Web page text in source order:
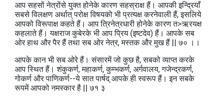
आप सहसों नेत्रोंसे युक्त होनेके कारण सहस्राक्ष हैं। आपकी इन्द्रियाँ
सबसे विलक्षण अर्थात्‌ परोक्ष विषयको भी प्रत्यक्ष करनेवाली हैं, इसलिये
आपको विरूपाक्ष कहते हैं। आप त्रिनेत्रधारी होनेके कारण त>ऋरयक्ष
कहलाते हैं। यक्षराज कुबेरके भी आप प्रिय (इष्टदेव) हैं। आपके सब
ओर हाथ और पैर हैं तथा सब ओर नेत्र, मस्तक और मुख हैं || ७० ।।
आपके कान भी सब ओरे हैं। संसारमें जो कुछ है, सबको व्याप्त करके
आप स्थित हैं। शंकुकर्ण, महाकर्ण, कुम्भकर्ण, अर्गवालय, गजेन्द्रकर्ण,
गोकर्ण और पाणिकर्ण--ये सात पार्षद्‌ आपके ही स्वरूप हैं। इन सबके
रूपमें आपको नमस्कार है || ७१ ३